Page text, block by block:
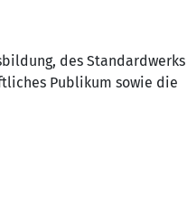
des
Publikum sowie die